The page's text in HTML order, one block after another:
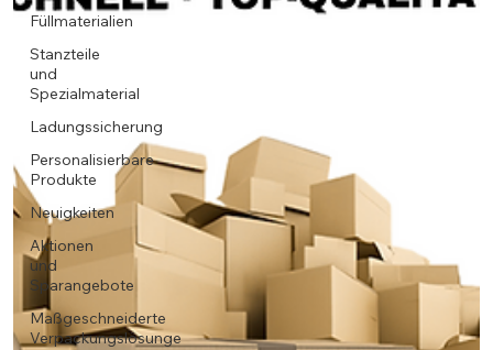
Füllmaterialien
Stanzteile
und
Spezialmaterial
Ladungssicherung
Personalisierbare
Produkte
Neuigkeiten
Aktionen
und
Sparangebote
Maßgeschneiderte
Verpackungslösunge